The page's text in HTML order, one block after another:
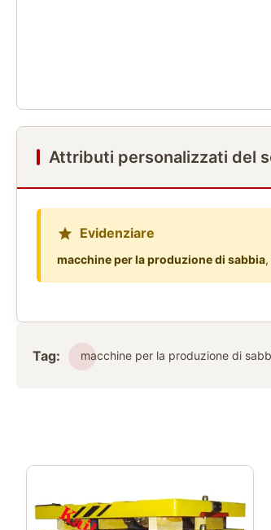
Attributi personalizzati del
Evidenziare
macchine per la produzione di sabbia,
Tag: macchine per la produzione di